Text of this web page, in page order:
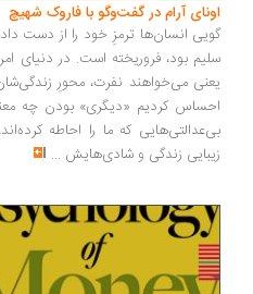
آرام در گفت‌وگو با فاروک شهیچ‭
انسان‌ها ترمزِ خود را از دست داده‌اند
بود، فروریخته است. در دنیای امروز،
می‌خواهند نفرت، محورِ زندگی‌شان
کردیم «دیگری» بودن چه معنایی
که ما را احاطه کرده‌اند،
زندگی و شادی‌هایش...